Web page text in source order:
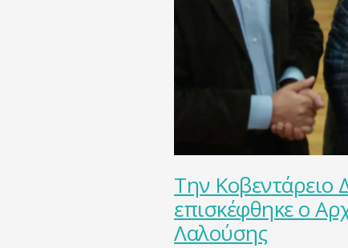
Την Κοβεντάρειο
επισκέφθηκε ο
Λαλούσης